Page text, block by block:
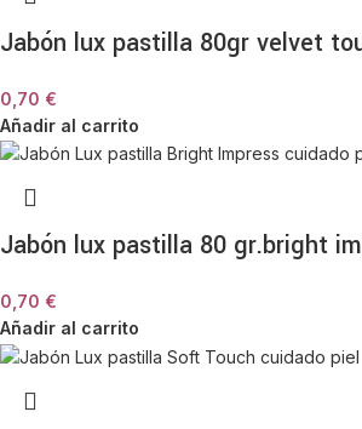
Jabón lux pastilla 80gr velvet
0,70 €
Añadir al carrito
Jabón lux pastilla 80 gr.bright
0,70 €
Añadir al carrito